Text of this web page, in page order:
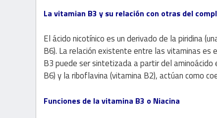
La vitamian B3 y su relación con otras del
El ácido nicotínico es un derivado de la piridina
B6). La relación existente entre las vitaminas
B3 puede ser sintetizada a partir del
B6) y la riboflavina (vitamina B2), actúan como
Funciones de la vitamina B3 o Niacina